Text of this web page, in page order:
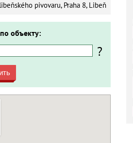
pivovaru, Praha 8, Libeň
объекту:
?